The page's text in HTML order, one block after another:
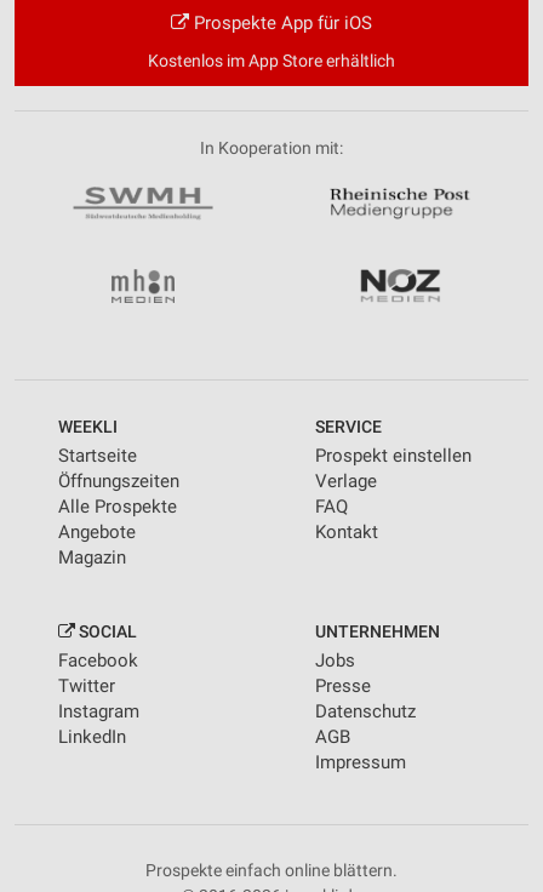
Prospekte App für iOS
Kostenlos im App Store erhältlich
In Kooperation mit:
WEEKLI
Startseite
Öffnungszeiten
Alle Prospekte
Angebote
Magazin
SERVICE
Prospekt einstellen
Verlage
FAQ
Kontakt
SOCIAL
Facebook
Twitter
Instagram
LinkedIn
UNTERNEHMEN
Jobs
Presse
Datenschutz
AGB
Impressum
Prospekte einfach online blättern.